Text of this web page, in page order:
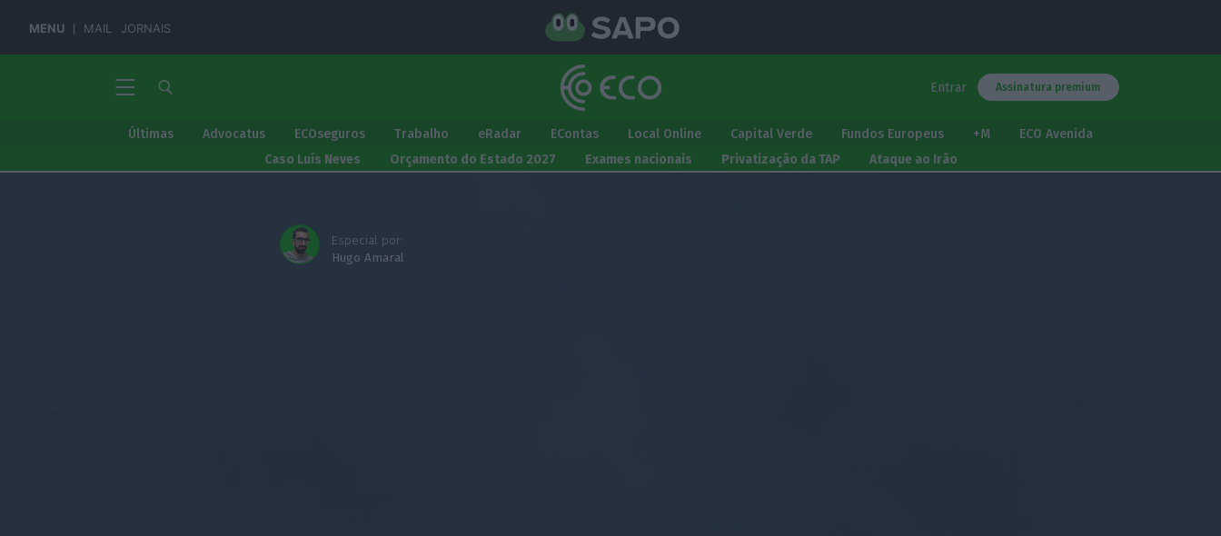
MENU MAIL JORNAIS
Entrar Assinatura premium
Últimas Advocatus ECOseguros Trabalho eRadar EContas Local Online Capital Verde Fundos Europeus +M
ECO Avenida
Caso Luís Neves
Orçamento do Estado 2027 Exames nacionais Privatização da TAP Ataque ao Irão
Especial por:
Hugo Amaral